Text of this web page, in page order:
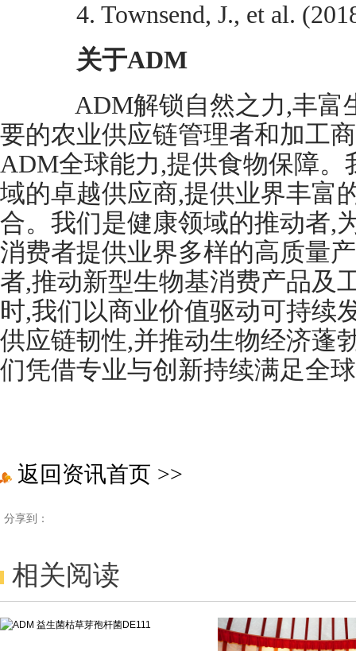
4. Townsend, J., et al.
关于ADM
ADM解锁自然之力,丰富
要的农业供应链管理者和加工
ADM全球能力,提供食物保障。
域的卓越供应商,提供业界丰富
合。我们是健康领域的推动者,
消费者提供业界多样的高质量
者,推动新型生物基消费产品及
时,我们以商业价值驱动可持续
供应链韧性,并推动生物经济蓬
们凭借专业与创新持续满足全
返回资讯首页 >>
分享到：
相关阅读